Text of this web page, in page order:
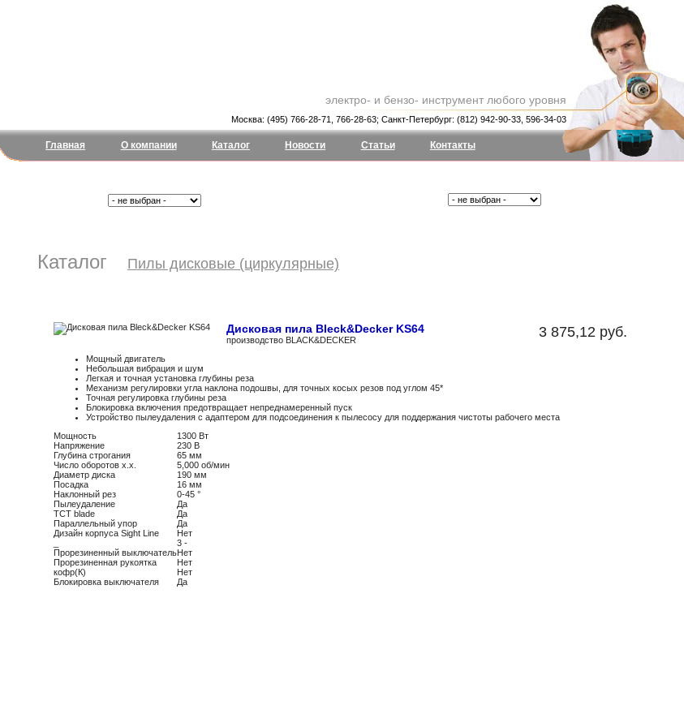
электро- и бензо- инструмент любого уровня
Москва: (495) 766-28-71, 766-28-63; Санкт-Петербург: (812) 942-90-33, 596-34-03
Главная О компании Каталог Новости Статьи Контакты
Каталог Пилы дисковые (циркулярные)
3 875,12 руб.
Дисковая пила Bleck&Decker KS64
производство BLACK&DECKER
Мощный двигатель
Небольшая вибрация и шум
Легкая и точная установка глубины реза
Механизм регулировки угла наклона подошвы, для точных косых резов под углом 45*
Точная регулировка глубины реза
Блокировка включения предотвращает непреднамеренный пуск
Устройство пылеудаления с адаптером для подсоединения к пылесосу для поддержания чистоты рабочего места
Мощность
1300 Вт
Напряжение
230 В
Глубина строгания
65 мм
Число оборотов х.х.
5,000 об/мин
Диаметр диска
190 мм
Посадка
16 мм
Наклонный рез
0-45 °
Пылеудаление
Да
TCT blade
Да
Параллельный упор
Да
Дизайн корпуса Sight Line
Нет
3 -
Прорезиненный выключательНет
Прорезиненная рукоятка
Нет
кофр(К)
Нет
Блокировка выключателя
Да